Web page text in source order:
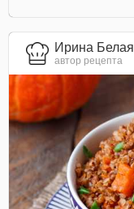
Ирина Белая
автор рецепта